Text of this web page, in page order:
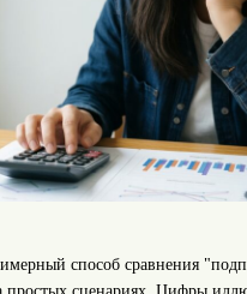
способ сравнения